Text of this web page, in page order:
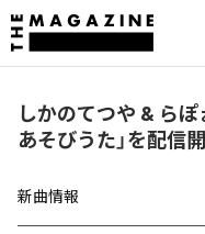
しかのてつや & らぽ
あそびうた」を配信
新曲情報